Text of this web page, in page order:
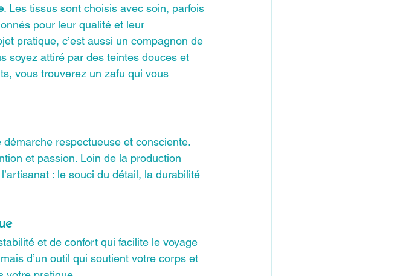
. Les tissus sont choisis avec soin, parfois
pour leur qualité et leur
pratique, c’est aussi un compagnon de
soyez attiré par des teintes douces et
vous trouverez un zafu qui vous
démarche respectueuse et consciente.
et passion. Loin de la production
: le souci du détail, la durabilité
et de confort qui facilite le voyage
d’un outil qui soutient votre corps et